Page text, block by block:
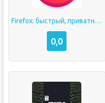
Firefox: быстрый, приватный и безопасный браузер
0,0